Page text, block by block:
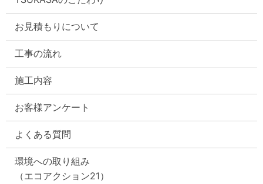
お見積もりについて
工事の流れ
施工内容
お客様アンケート
よくある質問
環境への取り組み
（エコアクション21）